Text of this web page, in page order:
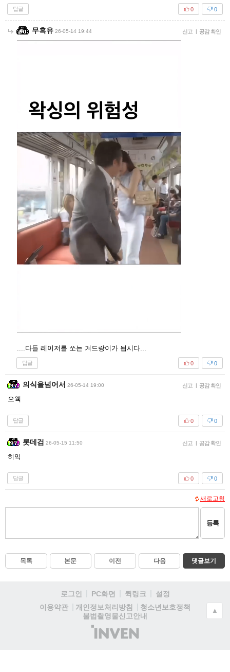
답글 0
0
무흑유 26-05-14 19:44 신고 공감 확인
....다들 레이저를 쏘는 겨드랑이가 됩시다...
답글 0
0
의식을넘어서 26-05-14 19:00 신고 공감 확인
으웩
답글 0
0
롯데검 26-05-15 11:50 신고 공감 확인
히익
답글 0
0
새로고침
등록
목록 본문 이전 다음 댓글보기
로그인 PC화면 퀵링크
설정
이용약관
개인정보처리방침
청소년보호정책
불법촬영물신고안내
(주)
인
▲